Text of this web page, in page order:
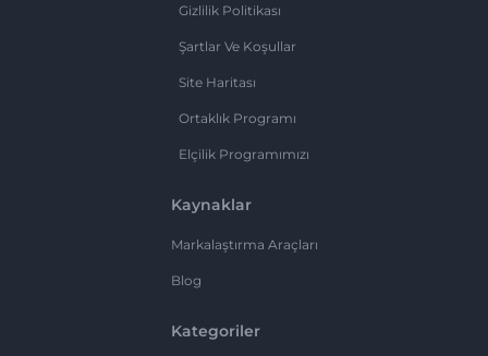
Gizlilik Politikası
Şartlar Ve Koşullar
Site Haritası
Ortaklık Programı
Elçilik Programımızı
Kaynaklar
Markalaştırma Araçları
Blog
Kategoriler